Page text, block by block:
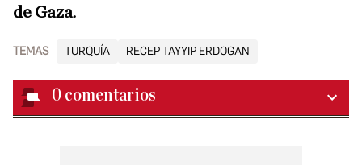
de Gaza.
TEMAS TURQUÍA RECEP TAYYIP ERDOGAN
0 comentarios